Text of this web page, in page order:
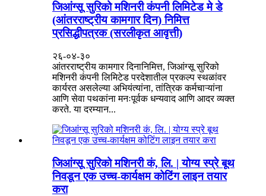
जिआंग्सू सुरिको मशिनरी कंपनी लिमिटेड मे डे
(आंतरराष्ट्रीय कामगार दिन) निमित्त
प्रसिद्धीपत्रक (सरलीकृत आवृत्ती)
२६-०४-३०
आंतरराष्ट्रीय कामगार दिनानिमित्त, जिआंग्सू सुरिको
मशिनरी कंपनी लिमिटेड परदेशातील प्रकल्प स्थळांवर
कार्यरत असलेल्या अभियंत्यांना, तांत्रिक कर्मचाऱ्यांना
आणि सेवा पथकांना मनःपूर्वक धन्यवाद आणि आदर व्यक्त
करते. या दरम्यान...
जिआंग्सू सुरिको मशिनरी कं, लि. | योग्य स्प्रे बूथ
निवडून एक उच्च-कार्यक्षम कोटिंग लाइन तयार
करा